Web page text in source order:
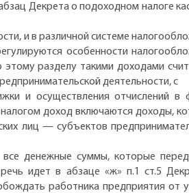
Декрета о подоходном налоге
и в различной системе
особенности
разделу такими доходами
деятельности, с
и осуществления отчислений в
доход включаются доходы,
лиц — субъектов
денежные суммы, которые
идет в абзаце «ж» п.1 ст.5
работника предприятия от